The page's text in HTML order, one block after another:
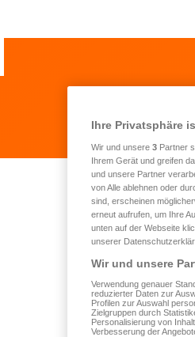
Devis fir
ufroen
Dir sidd*
Locataire
Ihre Privatsphäre
Wir und unsere 3 Partner
Ihrem Gerät und greifen
und unsere Partner
von Alle ablehnen oder
sind, erscheinen
erneut aufrufen, um Ihre
unten auf der Webseite
unserer
Wir und unsere
Verwendung genauer
reduzierter Daten zur
Profilen zur Auswahl
Zielgruppen durch
Personalisierung von
Verbesserung der